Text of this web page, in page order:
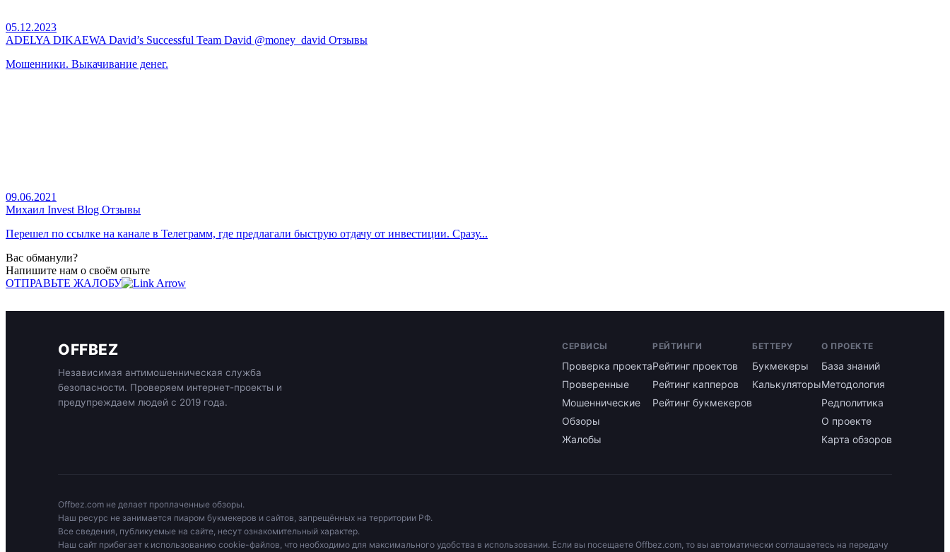
05.12.2023
ADELYA DIKAEWA David’s Successful Team David @money_david Отзывы
Мошенники. Выкачивание денег.
09.06.2021
Михаил Invest Blog Отзывы
Перешел по ссылке на канале в Телеграмм, где предлагали быструю отдачу от инвестиции. Сразу...
Вас обманули?
Напишите нам о своём опыте
ОТПРАВЬТЕ ЖАЛОБУ
OFFBEZ
Независимая антимошенническая служба
безопасности. Проверяем интернет-проекты и
предупреждаем людей с 2019 года.
СЕРВИСЫ
Проверка проекта
Проверенные
Мошеннические
Обзоры
Жалобы
РЕЙТИНГИ
Рейтинг проектов
Рейтинг капперов
Рейтинг букмекеров
БЕТТЕРУ
Букмекеры
Калькуляторы
О ПРОЕКТЕ
База знаний
Методология
Редполитика
О проекте
Карта обзоров
Offbez.com не делает проплаченные обзоры.
Наш ресурс не занимается пиаром букмекеров и сайтов, запрещённых на территории РФ.
Все сведения, публикуемые на сайте, несут ознакомительный характер.
Наш сайт прибегает к использованию cookie-файлов, что необходимо для максимального удобства в использовании. Если вы посещаете Offbez.com, то вы автоматически соглашаетесь на передачу